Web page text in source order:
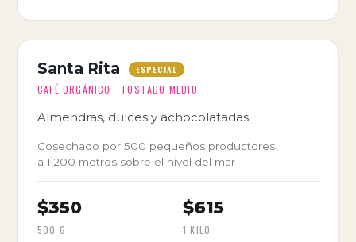
Santa Rita ESPECIAL
CAFÉ ORGÁNICO · TOSTADO MEDIO
Almendras, dulces y achocolatadas.
Cosechado por 500 pequeños productores
a 1,200 metros sobre el nivel del mar
$350
500 G
$615
1 KILO